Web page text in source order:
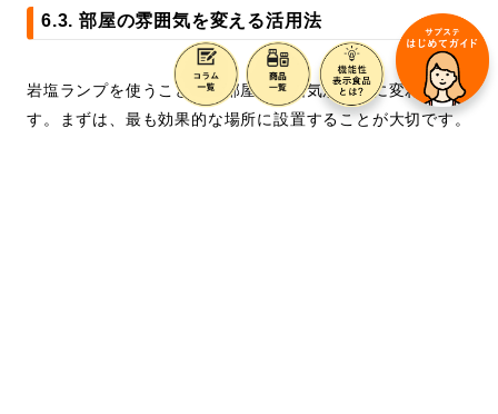
6.3. 部屋の雰囲気を変える活用法
岩塩ランプを使うことで、部屋の雰囲気が劇的に変わりま
す。まずは、最も効果的な場所に設置することが大切です。